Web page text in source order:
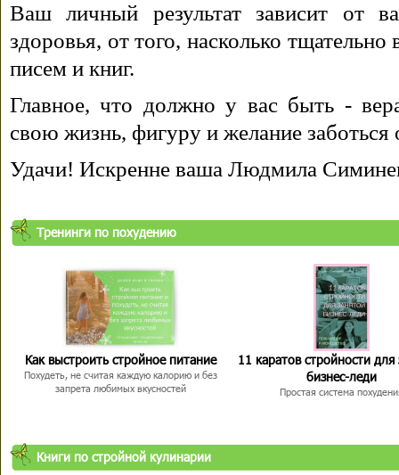
Ваш личный результат зависит от
здоровья, от того, насколько
писем и книг.
Главное, что должно у вас быть -
свою жизнь, фигуру и желание заботься
Удачи! Искренне ваша Людмила
Тренинги по похудению
Как выстроить стройное питание
Похудеть, не считая каждую калорию и без
запрета любимых вкусностей
11 каратов стройности для
бизнес-леди
Простая система
Книги по стройной кулинарии